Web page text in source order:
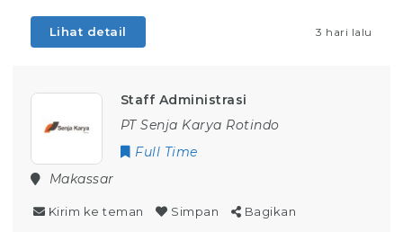
Lihat detail 3 hari lalu
Staff Administrasi
PT Senja Karya Rotindo
Full Time
Makassar
Kirim ke teman Simpan Bagikan